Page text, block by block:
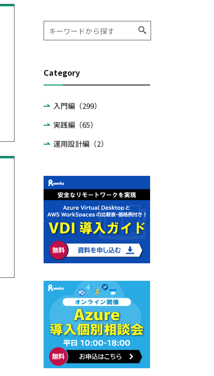
Category
入門編（299）
実践編（65）
運用設計編（2）